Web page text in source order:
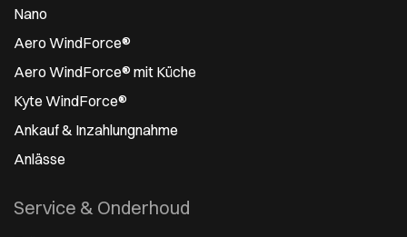
Nano
Aero WindForce®
Aero WindForce® mit Küche
Kyte WindForce®
Ankauf & Inzahlungnahme
Anlässe
Service & Onderhoud